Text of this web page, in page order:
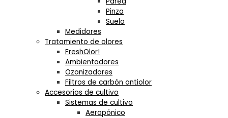
Pinza
Suelo
Medidores
Tratamiento de olores
FreshOlor!
Ambientadores
Ozonizadores
Filtros de carbón antiolor
Accesorios de cultivo
Sistemas de cultivo
Aeropónico